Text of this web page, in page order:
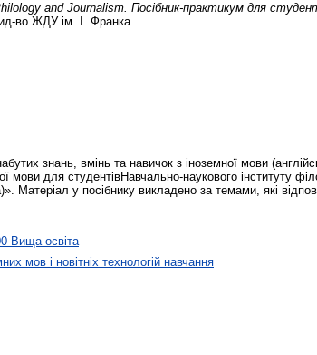
and Journalism. Посібник-практикум для
во ЖДУ ім. І. Франка.
знань, вмінь та навичок з іноземної мови
мови для студентівНавчально-наукового інституту
Матеріал у посібнику викладено за темами, які
Вища освіта
мов і новітніх технологій навчання